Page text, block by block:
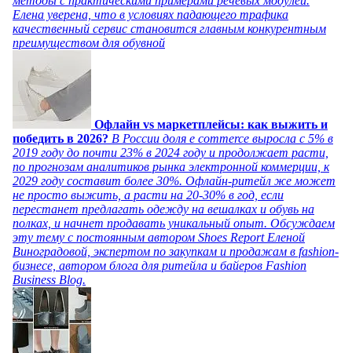
Елена уверена, что в условиях падающего трафика
качественный сервис становится главным конкурентным
преимуществом для обувной
Офлайн vs маркетплейсы: как выжить и
победить в 2026? В России доля e commerce выросла с 5% в
2019 году до почти 23% в 2024 году и продолжает расти,
по прогнозам аналитиков рынка электронной коммерции, к
2029 году составит более 30%. Офлайн-ритейл же может
не просто выжить, а расти на 20-30% в год, если
перестанет предлагать одежду на вешалках и обувь на
полках, и начнет продавать уникальный опыт. Обсуждаем
эту тему с постоянным автором Shoes Report Еленой
Виноградовой, экспертом по закупкам и продажам в fashion-
бизнесе, автором блога для ритейла и байеров Fashion
Business Blog.